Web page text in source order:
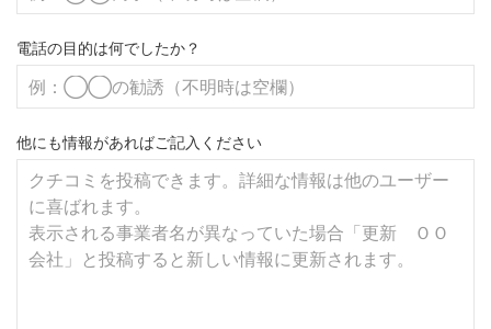
電話の目的は何でしたか？
他にも情報があればご記入ください